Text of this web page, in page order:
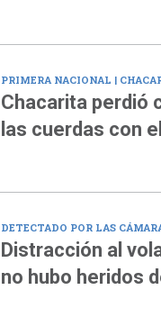
PRIMERA NACIONAL |
Chacarita perdió
las cuerdas con
DETECTADO POR LAS
Distracción al
no hubo heridos